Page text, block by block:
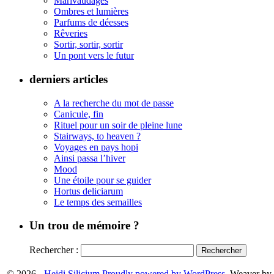
Ombres et lumières
Parfums de déesses
Rêveries
Sortir, sortir, sortir
Un pont vers le futur
derniers articles
A la recherche du mot de passe
Canicule, fin
Rituel pour un soir de pleine lune
Stairways, to heaven ?
Voyages en pays hopi
Ainsi passa l’hiver
Mood
Une étoile pour se guider
Hortus deliciarum
Le temps des semailles
Un trou de mémoire ?
Rechercher :